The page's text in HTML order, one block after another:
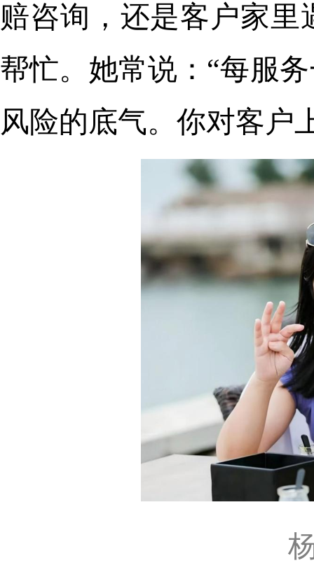
赔咨询，还是客户家
帮忙。她常说：“每服
风险的底气。你对客户